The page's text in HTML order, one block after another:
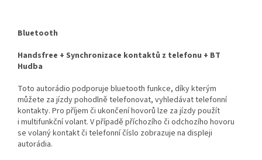
Bluetooth
Handsfree + Synchronizace kontaktů z telefonu + BT
Hudba
Toto autorádio podporuje bluetooth funkce, díky kterým
můžete za jízdy pohodlně telefonovat, vyhledávat telefonní
kontakty. Pro příjem či ukončení hovorů lze za jízdy použít
i multifunkční volant. V případě příchozího či odchozího hovoru
se volaný kontakt či telefonní číslo zobrazuje na displeji
autorádia.